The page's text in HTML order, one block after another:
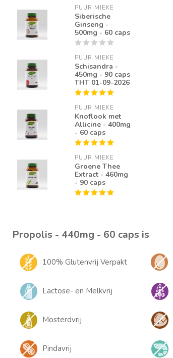
PUUR MIEKE
Siberische
Ginseng -
500mg - 60 caps
PUUR MIEKE
Schisandra -
450mg - 90 caps
THT 01-09-2026
PUUR MIEKE
Knoflook met
Allicine - 400mg
- 60 caps
PUUR MIEKE
Groene Thee
Extract - 460mg
- 90 caps
Propolis - 440mg - 60 caps is
100% Glutenvrij Verpakt
Lactose- en Melkvrij
Mosterdvrij
Pindavrij